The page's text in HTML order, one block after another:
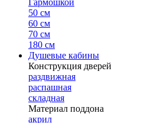
Гармошкой
50 см
60 см
70 см
180 см
Душевые кабины
Конструкция дверей
раздвижная
распашная
складная
Материал поддона
акрил